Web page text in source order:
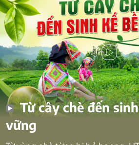
Từ cây chè đến
vững